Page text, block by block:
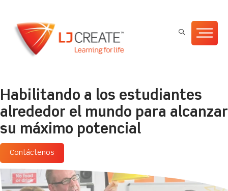
Habilitando a los estudiantes
alrededor el mundo para alcanzar
su máximo potencial
Contáctenos